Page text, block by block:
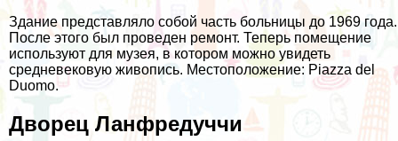
Здание представляло собой часть больницы до 1969 года.
После этого был проведен ремонт. Теперь помещение
используют для музея, в котором можно увидеть
средневековую живопись. Местоположение: Piazza del
Duomo.
Дворец Ланфредуччи